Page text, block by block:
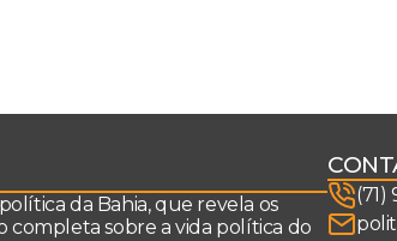
da Bahia, que revela os
completa sobre a vida política do
(71)